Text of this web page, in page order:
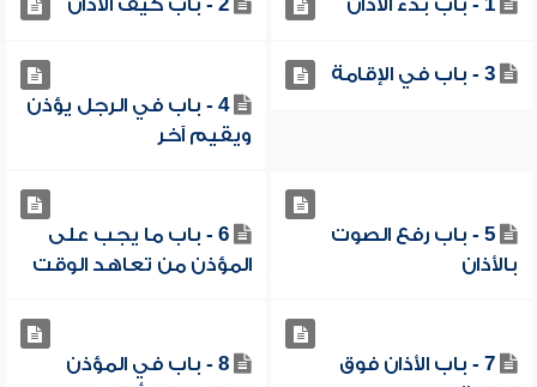
1 - باب بدء الأذان 2 - باب كيف الأذان
3 - باب في الإقامة
4 - باب في الرجل يؤذن
ويقيم آخر
5 - باب رفع الصوت
بالأذان
6 - باب ما يجب على
المؤذن من تعاهد الوقت
7 - باب الأذان فوق
8 - باب في المؤذن